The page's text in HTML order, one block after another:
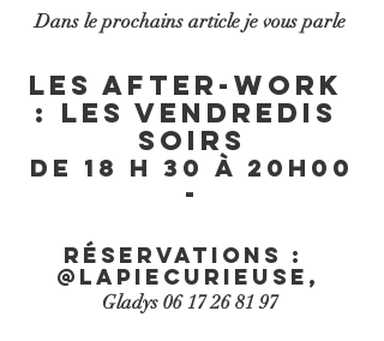
Dans le prochains article je vous parle
les after-work
: les vendredis
soirs
de 18 h 30 à 20h00
-
Réservations :
@lapiecurieuse,
Gladys 06 17 26 81 97